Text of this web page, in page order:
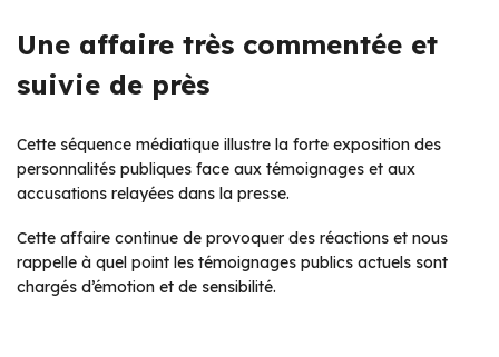
Une affaire très commentée et
suivie de près
Cette séquence médiatique illustre la forte exposition des
personnalités publiques face aux témoignages et aux
accusations relayées dans la presse.
Cette affaire continue de provoquer des réactions et nous
rappelle à quel point les témoignages publics actuels sont
chargés d’émotion et de sensibilité.